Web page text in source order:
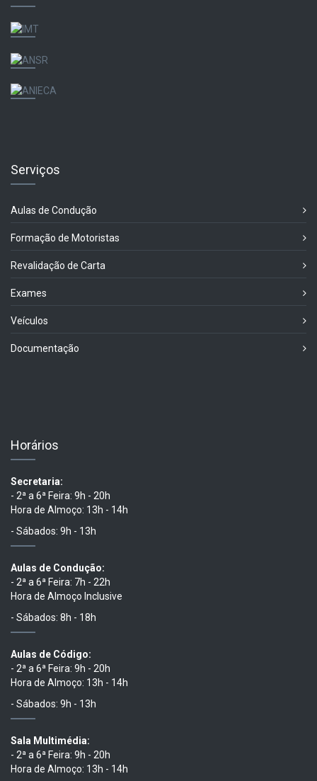
Serviços
Aulas de Condução
Formação de Motoristas
Revalidação de Carta
Exames
Veículos
Documentação
Horários
Secretaria:
- 2ª a 6ª Feira: 9h - 20h
Hora de Almoço: 13h - 14h
- Sábados: 9h - 13h
Aulas de Condução:
- 2ª a 6ª Feira: 7h - 22h
Hora de Almoço Inclusive
- Sábados: 8h - 18h
Aulas de Código:
- 2ª a 6ª Feira: 9h - 20h
Hora de Almoço: 13h - 14h
- Sábados: 9h - 13h
Sala Multimédia:
- 2ª a 6ª Feira: 9h - 20h
Hora de Almoço: 13h - 14h